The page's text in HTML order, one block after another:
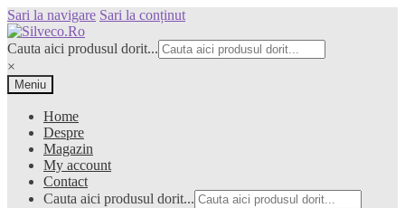
Sari la navigare Sari la conținut
Cauta aici produsul dorit...
×
Meniu
Home
Despre
Magazin
My account
Contact
Cauta aici produsul dorit...